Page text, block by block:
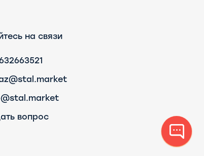
на связи
вопрос